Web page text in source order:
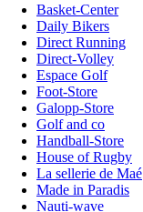
Basket-Center
Daily Bikers
Direct Running
Direct-Volley
Espace Golf
Foot-Store
Galopp-Store
Golf and co
Handball-Store
House of Rugby
La sellerie de Maé
Made in Paradis
Nauti-wave